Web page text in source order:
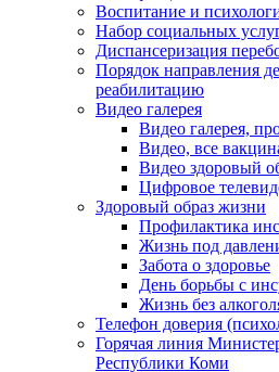
Воспитание и
Набор социальных
Диспансеризация
Порядок направления
реабилитацию
Видео галерея
Видео галерея,
Видео, все
Видео здоровый
Цифровое
Здоровый образ жизни
Профилактика
Жизнь под
Забота о здоровье
День борьбы с
Жизнь без
Телефон доверия
Горячая линия
Республики Коми